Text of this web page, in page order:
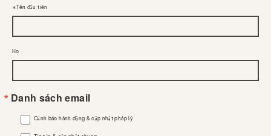
Tên đầu tiên
Họ
Danh sách email
Cảnh báo hành động & cập nhật pháp lý